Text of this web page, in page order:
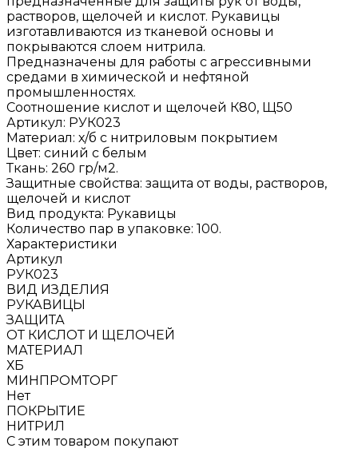
растворов, щелочей и кислот. Рукавицы
изготавливаются из тканевой основы и
покрываются слоем нитрила.
Предназначены для работы с агрессивными
средами в химической и нефтяной
промышленностях.
Соотношение кислот и щелочей К80, Щ50
Артикул: РУК023
Материал: х/б с нитриловым покрытием
Цвет: синий с белым
Ткань: 260 гр/м2.
Защитные свойства: защита от воды, растворов,
щелочей и кислот
Вид продукта: Рукавицы
Количество пар в упаковке: 100.
Характеристики
Артикул
РУК023
ВИД ИЗДЕЛИЯ
РУКАВИЦЫ
ЗАЩИТА
ОТ КИСЛОТ И ЩЕЛОЧЕЙ
МАТЕРИАЛ
ХБ
МИНПРОМТОРГ
Нет
ПОКРЫТИЕ
НИТРИЛ
С этим товаром покупают